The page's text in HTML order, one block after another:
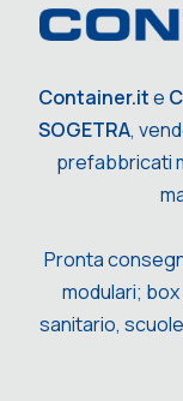
Container.ite
SOGETRA,
prefabbricati
Pronta
modulari;
sanitario,